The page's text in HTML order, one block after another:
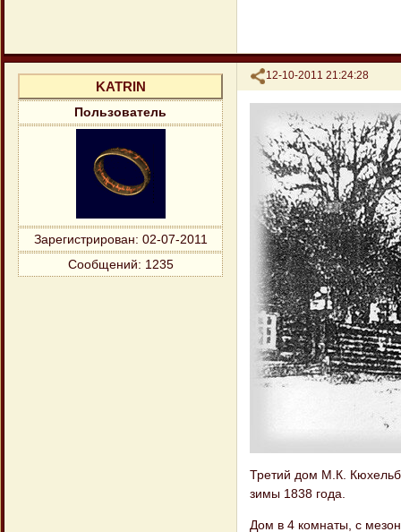
Поделиться
12-10-2011 21:24:28
KATRIN
Пользователь
Зарегистрирован: 02-07-2011
Сообщений: 1235
Третий дом М.К.
зимы 1838 года.
Дом в 4 комнаты, с